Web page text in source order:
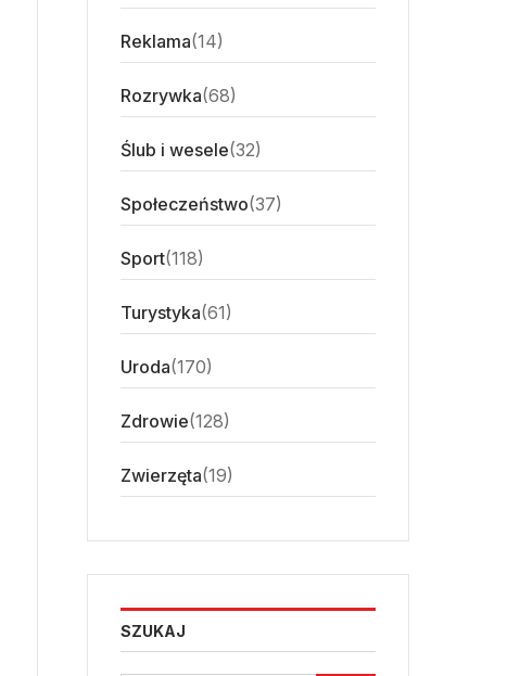
Reklama(14)
Rozrywka(68)
Ślub i wesele(32)
Społeczeństwo(37)
Sport(118)
Turystyka(61)
Uroda(170)
Zdrowie(128)
Zwierzęta(19)
SZUKAJ